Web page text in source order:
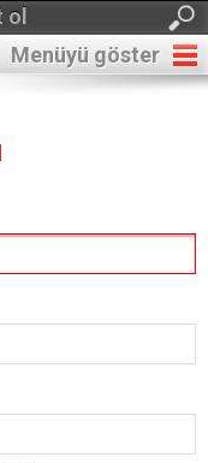
ol
Menüyü göster